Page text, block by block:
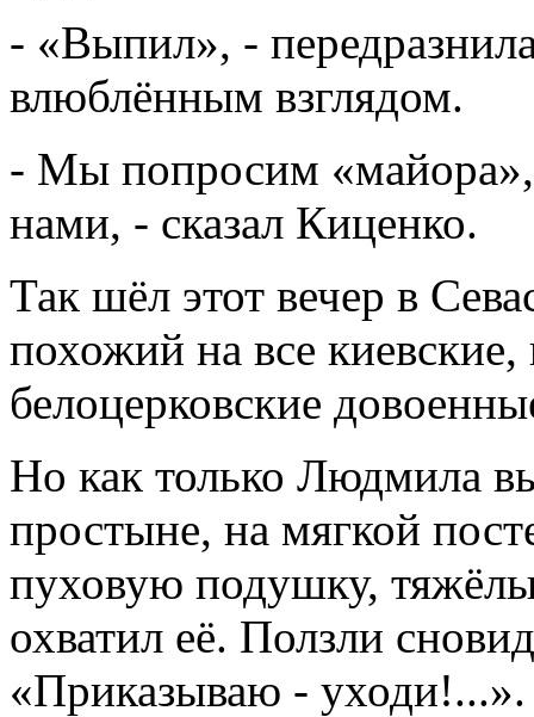
- «Выпил», -
влюблённым взглядом.
- Мы попросим «майора»,
нами, - сказал Киценко.
Так шёл этот вечер в
похожий на все киевские,
белоцерковские
Но как только Людмила
простыне, на мягкой
пуховую подушку,
охватил её. Ползли
«Приказываю - уходи!...».